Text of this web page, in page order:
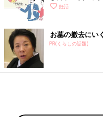
妊活
お墓の撤去にい
PR(くらしの話題)